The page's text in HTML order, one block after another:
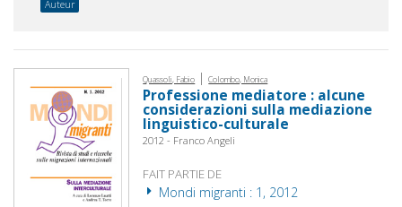
Auteur
Quassoli, Fabio | Colombo, Monica
Professione mediatore : alcune
considerazioni sulla mediazione
linguistico-culturale
2012 - Franco Angeli
FAIT PARTIE DE
Mondi migranti : 1, 2012